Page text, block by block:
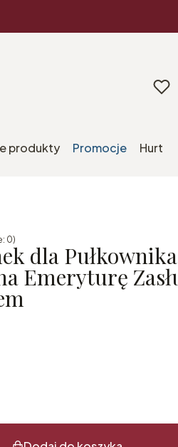
produkty Promocje Hurt
0)
dla
Emeryturę